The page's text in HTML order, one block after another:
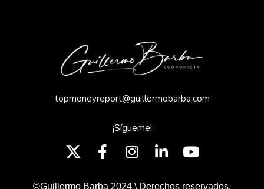
topmoneyreport@guillermobarba.com
¡Sígueme!
©Guillermo Barba 2024 \ Derechos reservados.